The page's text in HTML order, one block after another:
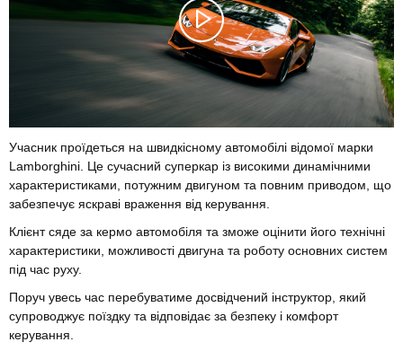
Учасник проїдеться на швидкісному автомобілі відомої марки
Lamborghini. Це сучасний суперкар із високими динамічними
характеристиками, потужним двигуном та повним приводом, що
забезпечує яскраві враження від керування.
Клієнт сяде за кермо автомобіля та зможе оцінити його технічні
характеристики, можливості двигуна та роботу основних систем
під час руху.
Поруч увесь час перебуватиме досвідчений інструктор, який
супроводжує поїздку та відповідає за безпеку і комфорт
керування.